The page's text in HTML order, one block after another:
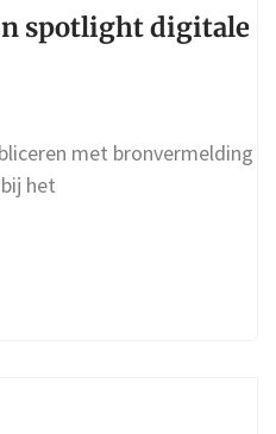
spotlight digitale
met bronvermelding
het